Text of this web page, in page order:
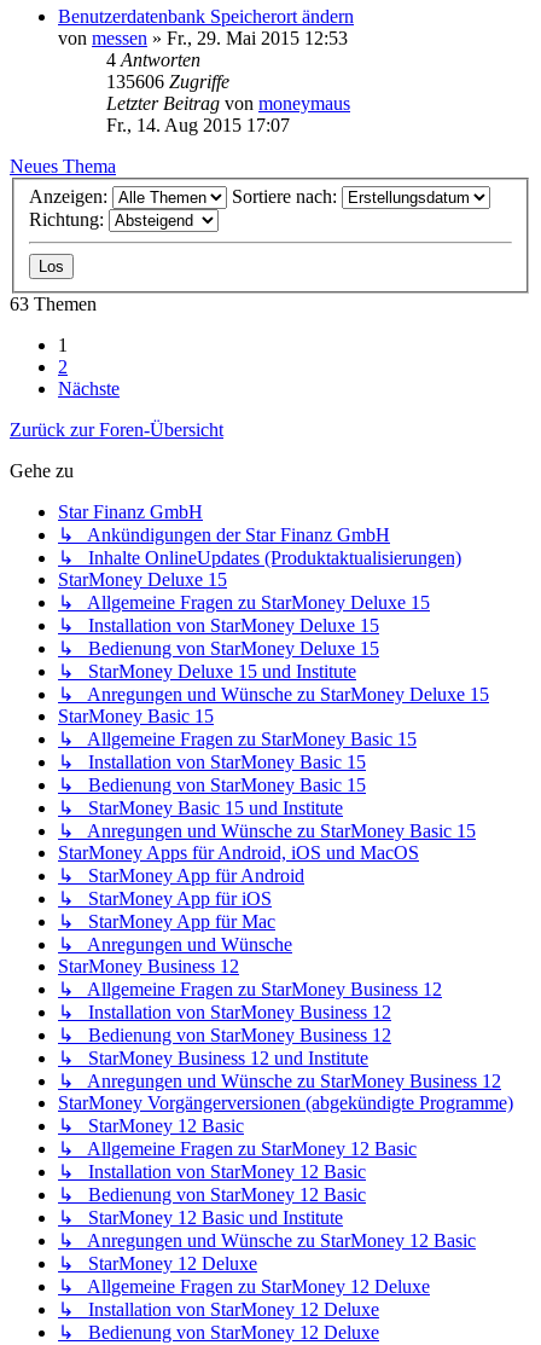
Benutzerdatenbank Speicherort ändern
von messen » Fr., 29. Mai 2015 12:53
4 Antworten
135606 Zugriffe
Letzter Beitrag von moneymaus
Fr., 14. Aug 2015 17:07
Neues Thema
Anzeigen:
Sortiere nach:
Richtung:
63 Themen
1
2
Nächste
Zurück zur Foren-Übersicht
Gehe zu
Star Finanz GmbH
↳ Ankündigungen der Star Finanz GmbH
↳ Inhalte OnlineUpdates (Produktaktualisierungen)
StarMoney Deluxe 15
↳ Allgemeine Fragen zu StarMoney Deluxe 15
↳ Installation von StarMoney Deluxe 15
↳ Bedienung von StarMoney Deluxe 15
↳ StarMoney Deluxe 15 und Institute
↳ Anregungen und Wünsche zu StarMoney Deluxe 15
StarMoney Basic 15
↳ Allgemeine Fragen zu StarMoney Basic 15
↳ Installation von StarMoney Basic 15
↳ Bedienung von StarMoney Basic 15
↳ StarMoney Basic 15 und Institute
↳ Anregungen und Wünsche zu StarMoney Basic 15
StarMoney Apps für Android, iOS und MacOS
↳ StarMoney App für Android
↳ StarMoney App für iOS
↳ StarMoney App für Mac
↳ Anregungen und Wünsche
StarMoney Business 12
↳ Allgemeine Fragen zu StarMoney Business 12
↳ Installation von StarMoney Business 12
↳ Bedienung von StarMoney Business 12
↳ StarMoney Business 12 und Institute
↳ Anregungen und Wünsche zu StarMoney Business 12
StarMoney Vorgängerversionen (abgekündigte Programme)
↳ StarMoney 12 Basic
↳ Allgemeine Fragen zu StarMoney 12 Basic
↳ Installation von StarMoney 12 Basic
↳ Bedienung von StarMoney 12 Basic
↳ StarMoney 12 Basic und Institute
↳ Anregungen und Wünsche zu StarMoney 12 Basic
↳ StarMoney 12 Deluxe
↳ Allgemeine Fragen zu StarMoney 12 Deluxe
↳ Installation von StarMoney 12 Deluxe
↳ Bedienung von StarMoney 12 Deluxe